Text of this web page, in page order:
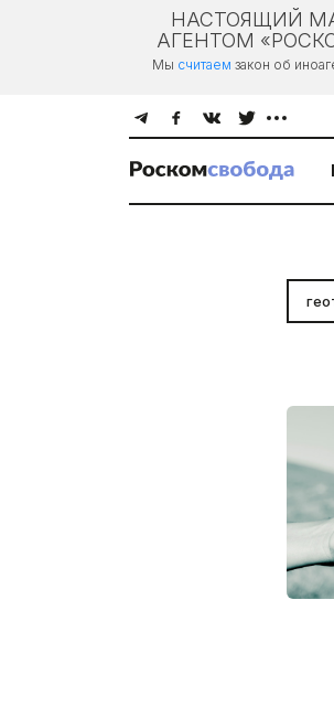
НАСТОЯЩИЙ
АГЕНТОМ
Мы считаем закон об